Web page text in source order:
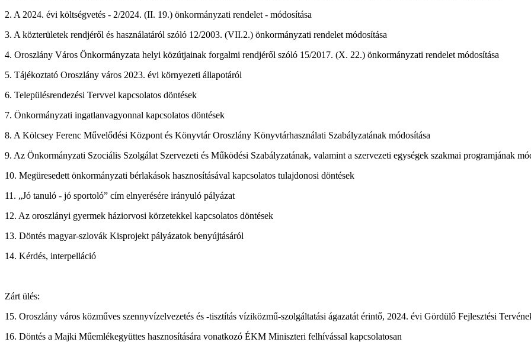
2. A 2024. évi költségvetés - 2/2024. (II. 19.) önkormányzati rendelet - módosítása
3. A közterületek rendjéről és használatáról szóló 12/2003. (VII.2.) önkormányzati rendelet módosítása
4. Oroszlány Város Önkormányzata helyi közútjainak forgalmi rendjéről szóló 15/2017. (X. 22.) önkormányzati rendelet módosítása
5. Tájékoztató Oroszlány város 2023. évi környezeti állapotáról
6. Településrendezési Tervvel kapcsolatos döntések
7. Önkormányzati ingatlanvagyonnal kapcsolatos döntések
8. A Kölcsey Ferenc Művelődési Központ és Könyvtár Oroszlány Könyvtárhasználati Szabályzatának módosítása
9. Az Önkormányzati Szociális Szolgálat Szervezeti és Működési Szabályzatának, valamint a szervezeti egységek szakmai programjának
10. Megüresedett önkormányzati bérlakások hasznosításával kapcsolatos tulajdonosi döntések
11. „Jó tanuló - jó sportoló” cím elnyerésére irányuló pályázat
12. Az oroszlányi gyermek háziorvosi körzetekkel kapcsolatos döntések
13. Döntés magyar-szlovák Kisprojekt pályázatok benyújtásáról
14. Kérdés, interpelláció
Zárt ülés:
15. Oroszlány város közműves szennyvízelvezetés és -tisztítás víziközmű-szolgáltatási ágazatát érintő, 2024. évi Gördülő Fejlesztési
16. Döntés a Majki Műemlékegyüttes hasznosítására vonatkozó ÉKM Miniszteri felhívással kapcsolatosan